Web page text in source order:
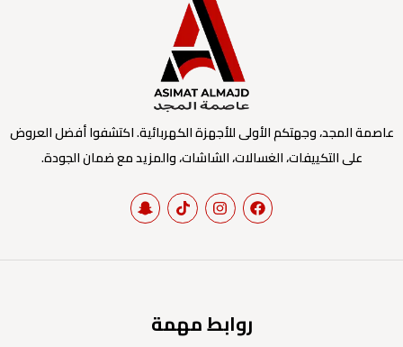
عاصمة المجد، وجهتكم الأولى للأجهزة الكهربائية. اكتشفوا أفضل العروض
على التكييفات، الغسالات، الشاشات، والمزيد مع ضمان الجودة.
روابط مهمة